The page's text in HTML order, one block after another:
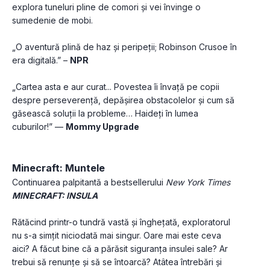
explora tuneluri pline de comori și vei învinge o
sumedenie de mobi.
„O aventură plină de haz și peripeții; Robinson Crusoe în
era digitală.” – NPR
„Cartea asta e aur curat... Povestea îi învață pe copii
despre perseverență, depășirea obstacolelor și cum să
găsească soluții la probleme… Haideți în lumea
cuburilor!” — Mommy Upgrade
Minecraft: Muntele
Continuarea palpitantă a bestsellerului New York Times
MINECRAFT: INSULA
Rătăcind printr-o tundră vastă și înghețată, exploratorul
nu s-a simțit niciodată mai singur. Oare mai este ceva
aici? A făcut bine că a părăsit siguranța insulei sale? Ar
trebui să renunțe și să se întoarcă? Atâtea întrebări și